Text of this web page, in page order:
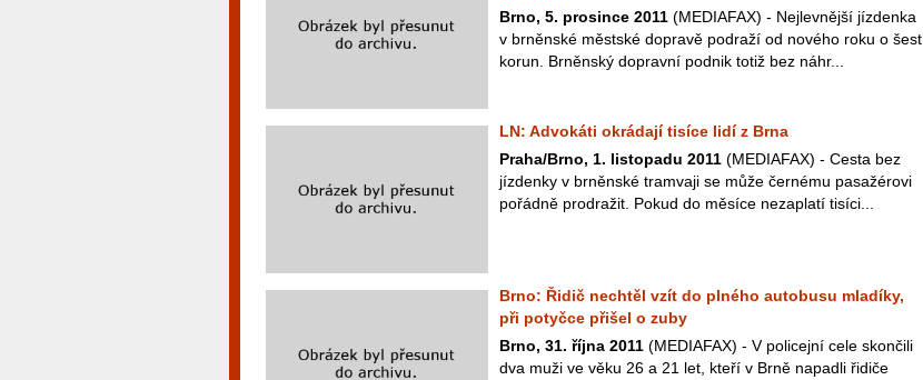
Brno, 5. prosince 2011 (MEDIAFAX) - Nejlevnější jízdenka
v brněnské městské dopravě podraží od nového roku o šest
korun. Brněnský dopravní podnik totiž bez náhr...
LN: Advokáti okrádají tisíce lidí z Brna
Praha/Brno, 1. listopadu 2011 (MEDIAFAX) - Cesta bez
jízdenky v brněnské tramvaji se může černému pasažérovi
pořádně prodražit. Pokud do měsíce nezaplatí tisíci...
Brno: Řidič nechtěl vzít do plného autobusu mladíky,
při potyčce přišel o zuby
Brno, 31. října 2011 (MEDIAFAX) - V policejní cele skončili
dva muži ve věku 26 a 21 let, kteří v Brně napadli řidiče